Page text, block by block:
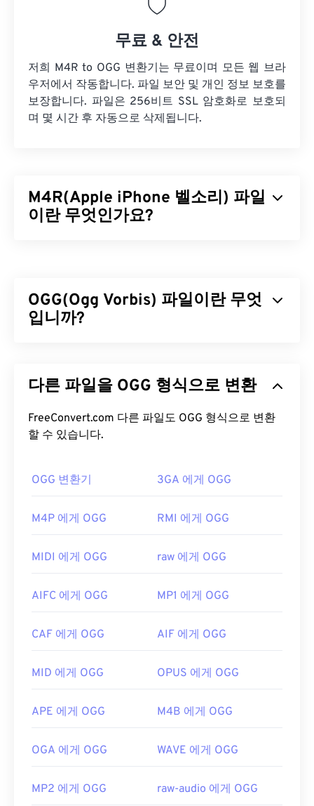
무료 & 안전
저희 M4R to OGG 변환기는 무료이며 모든 웹 브라
우저에서 작동합니다. 파일 보안 및 개인 정보 보호를
보장합니다. 파일은 256비트 SSL 암호화로 보호되
며 몇 시간 후 자동으로 삭제됩니다.
M4R(Apple iPhone 벨소리) 파일
이란 무엇인가요?
디오(M4A)의 유일한 차이점은 파일 확장자인데, 이
를 통해 iPhone은 M4R이 노래가 아닌 벨소리임을 인
M4R 파일은 Apple에서 iPhone 벨소리로 사용하는
포맷으로, 기본적으로iTunes에서 열립니다.
Apple iOS도 M4R 파일을 여는 좋은 선택입니다. 나
최초 출시: 2007
OGG(Ogg Vorbis) 파일이란 무엇
입니까?
및 로열티 없는 인코딩 방식입니다.MP3 와 마찬가
는 메타데이터뿐만 아니라 아티스트 및 트랙 제목 정
보도 포함되어 있습니다.
OGG 파일을 어떻게 여나요?
이어입니다. 또한 Windows Media Player
로그램을 통해 OGG 파일을 열 수 있습니다.
모바일 기기에서
Google 드라이브에 있는 OGG 파
최초 출시: 2000년
https://en.wikipedia.org/wiki/Ogg
https://xiph.org/vorbis/
다른 파일을 OGG 형식으로 변환
FreeConvert.com 다른 파일도 OGG 형식으로 변환
할 수 있습니다.
OGG 변환기 3GA 에게 OGG
M4P 에게 OGG RMI 에게 OGG
MIDI 에게 OGG raw 에게 OGG
AIFC 에게 OGG MP1 에게 OGG
CAF 에게 OGG AIF 에게 OGG
MID 에게 OGG OPUS 에게 OGG
APE 에게 OGG M4B 에게 OGG
OGA 에게 OGG WAVE 에게 OGG
MP2 에게 OGG raw-audio 에게 OGG